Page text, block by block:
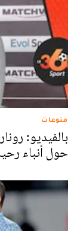
منوعات
بالفيديو:
حول أنباء